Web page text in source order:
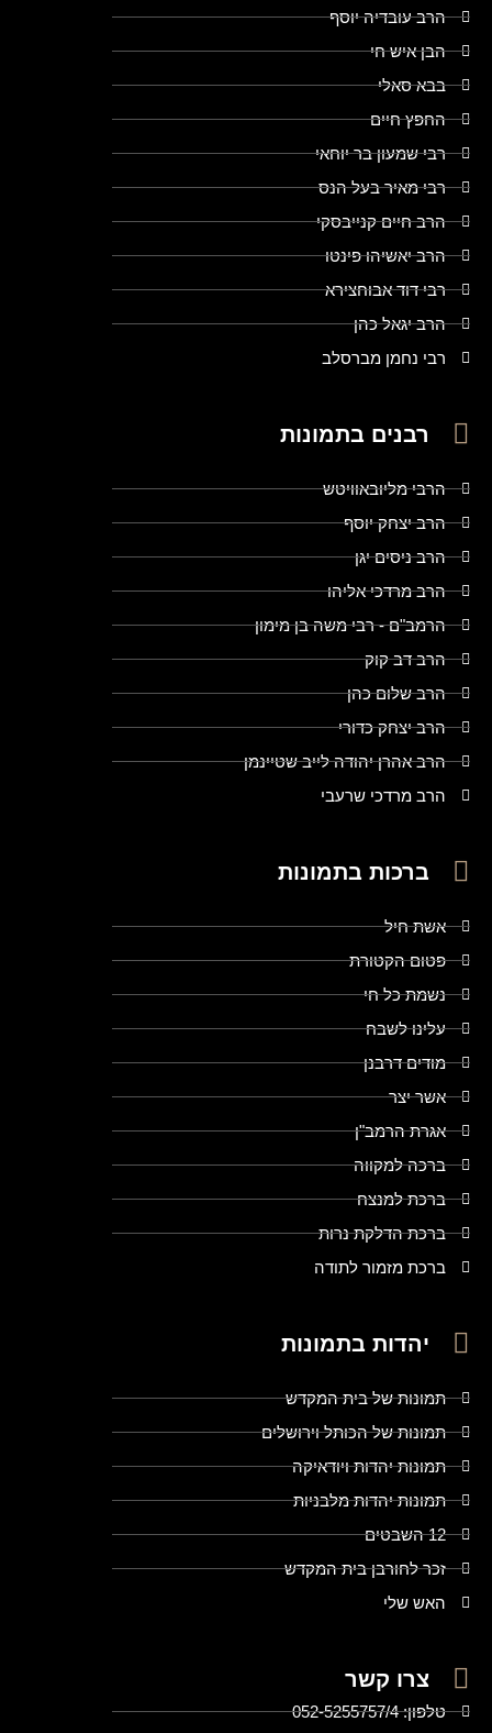
הרב עובדיה יוסף
הבן איש חי
בבא סאלי
החפץ חיים
רבי שמעון בר יוחאי
רבי מאיר בעל הנס
הרב חיים קנייבסקי
הרב יאשיהו פינטו
רבי דוד אבוחצירא
הרב יגאל כהן
רבי נחמן מברסלב
רבנים בתמונות
הרבי מליובאוויטש
הרב יצחק יוסף
הרב ניסים יגן
הרב מרדכי אליהו
הרמב"ם - רבי משה בן מימון
הרב דב קוק
הרב שלום כהן
הרב יצחק כדורי
הרב אהרן יהודה לייב שטיינמן
הרב מרדכי שרעבי
ברכות בתמונות
אשת חיל
פטום הקטורת
נשמת כל חי
עלינו לשבח
מודים דרבנן
אשר יצר
אגרת הרמב"ן
ברכה למקווה
ברכת למנצח
ברכת הדלקת נרות
ברכת מזמור לתודה
יהדות בתמונות
תמונות של בית המקדש
תמונות של הכותל וירושלים
תמונות יהדות ויודאיקה
תמונות יהדות מלבניות
12 השבטים
זכר לחורבן בית המקדש
האש שלי
צרו קשר
טלפון: 052-5255757/4